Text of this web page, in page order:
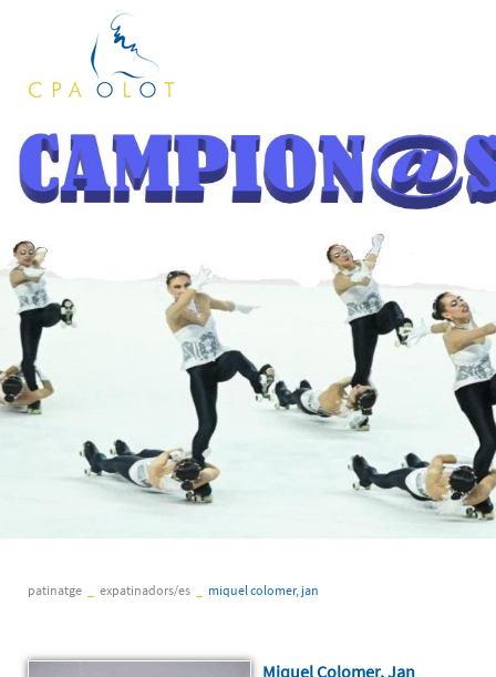
patinatge expatinadors/es miquel colomer, jan
Miquel Colomer, Jan